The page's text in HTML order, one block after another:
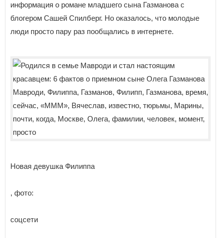
информация о романе младшего сына Газманова с
блогером Сашей Спилберг. Но оказалось, что молодые
люди просто пару раз пообщались в интернете.
Новая девушка Филиппа
, фото:
соцсети